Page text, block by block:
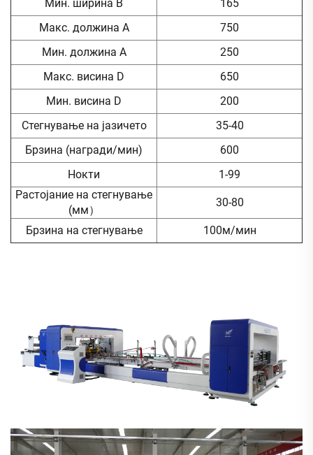
Мин. ширина B
165
Макс. должина A
750
Мин. должина A
250
Макс. висина D
650
Мин. висина D
200
Стегнување на јазичето
35-40
Брзина (награди/мин)
600
Нокти
1-99
Растојание на стегнување
(мм）
30-80
Брзина на стегнување 100м/мин